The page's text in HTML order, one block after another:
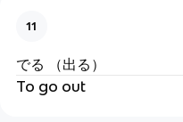
11
でる （出る）
To go out